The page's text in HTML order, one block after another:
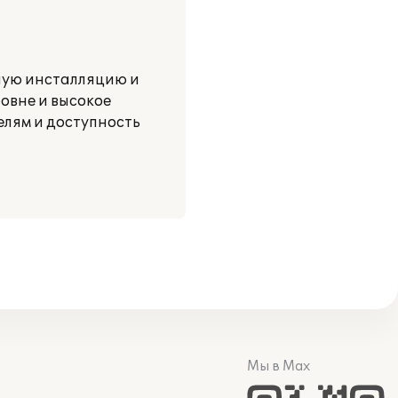
инсталляцию и
и высокое
и доступность
Мы в Max